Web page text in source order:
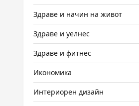
Здраве и начин на живот
Здраве и уелнес
Здраве и фитнес
Икономика
Интериорен дизайн